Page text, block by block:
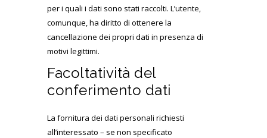
per i quali i dati sono stati raccolti. L’utente,
comunque, ha diritto di ottenere la
cancellazione dei propri dati in presenza di
motivi legittimi.
Facoltatività del
conferimento dati
La fornitura dei dati personali richiesti
all’interessato – se non specificato